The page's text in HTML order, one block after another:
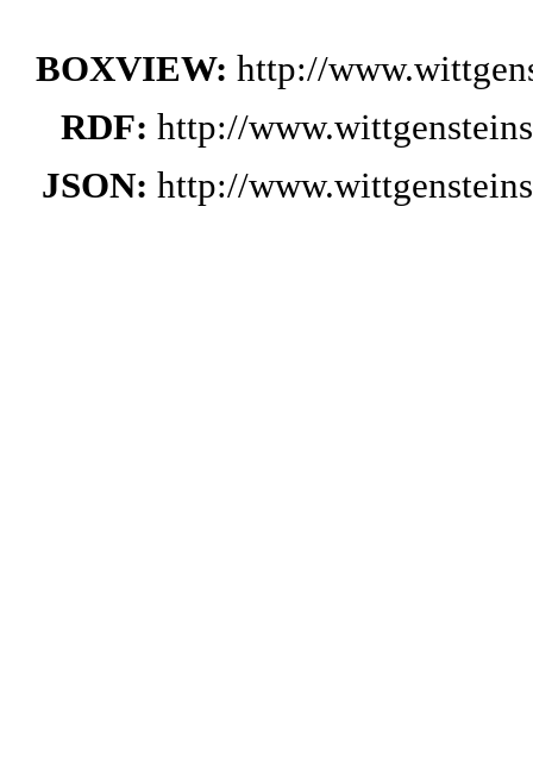
BOXVIEW: http://
RDF: http://
JSON: http://